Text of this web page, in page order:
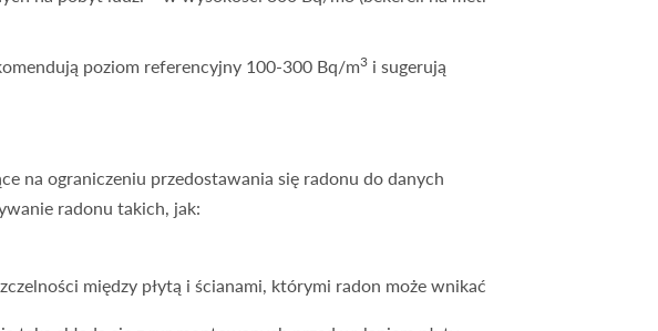
poziom referencyjny 100-300 Bq/m3 i sugerują
na ograniczeniu przedostawania się radonu do danych
radonu takich, jak:
między płytą i ścianami, którymi radon może wnikać